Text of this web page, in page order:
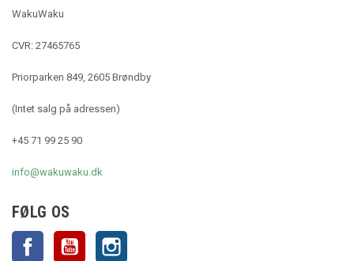
WakuWaku
CVR: 27465765
Priorparken 849, 2605 Brøndby
(Intet salg på adressen)
+45 71 99 25 90
info@wakuwaku.dk
FØLG OS
Facebook YouTube